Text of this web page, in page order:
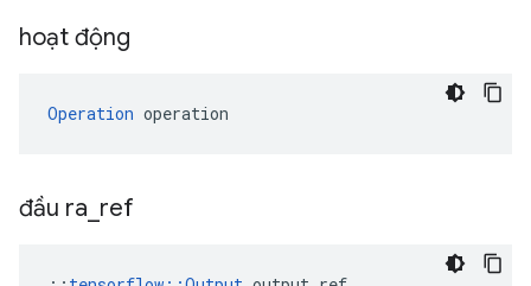
hoạt động
Operation operation
đầu ra ref